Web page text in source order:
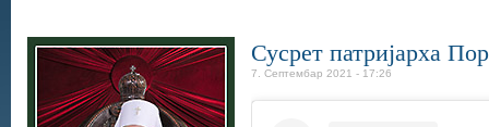
Сусрет патријарха
7. Септембар 2021 - 17:26